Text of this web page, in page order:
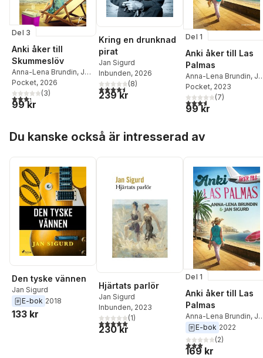
Del 3
Anki åker till
Skummeslöv
Anna-Lena Brundin, Jan
Sigurd
Pocket, 2026
3,3utav 5 stjärnor. Totalt antal röster:
(3)
99 kr
Kring en drunknad
pirat
Jan Sigurd
Inbunden, 2026
4,5utav 5 stjärnor. Totalt antal röster:
(8)
239 kr
Del 1
Anki åker till Las
Palmas
Anna-Lena Brundin,
Sigurd
Pocket, 2023
3,6utav 5 stjärnor.
(7)
99 kr
Du kanske också är intresserad av
Den tyske vännen
Jan Sigurd
E-bok 2018
133 kr
Hjärtats parlör
Jan Sigurd
Inbunden, 2023
5,0utav 5 stjärnor. Totalt antal röster:
(1)
230 kr
Del 1
Anki åker till Las
Palmas
Anna-Lena Brundin,
Sigurd
E-bok 2022
3,0utav 5 stjärnor.
(2)
169 kr